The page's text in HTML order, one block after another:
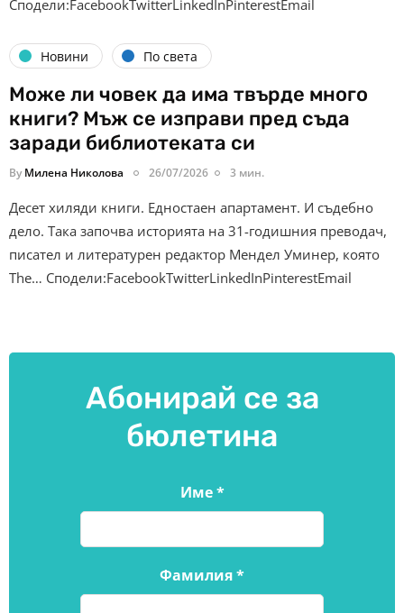
Сподели:FacebookTwitterLinkedInPinterestEmail
Новини По света
Може ли човек да има твърде много
книги? Мъж се изправи пред съда
заради библиотеката си
By Милена Николова 26/07/2026 3 мин.
Десет хиляди книги. Едностаен апартамент. И съдебно
дело. Така започва историята на 31-годишния преводач,
писател и литературен редактор Мендел Уминер, която
The… Сподели:FacebookTwitterLinkedInPinterestEmail
Абонирай се за
бюлетина
Име*
Фамилия*